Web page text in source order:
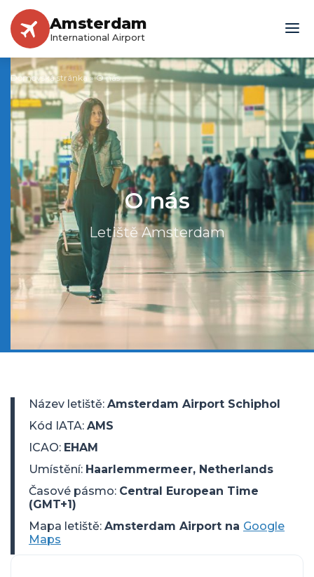
Amsterdam
International Airport
Domovská stránka »O nás
O nás
Letiště Amsterdam
Název letiště: Amsterdam Airport Schiphol
Kód IATA: AMS
ICAO: EHAM
Umístění: Haarlemmermeer, Netherlands
Časové pásmo: Central European Time
(GMT+1)
Mapa letiště: Amsterdam Airport na Google
Maps